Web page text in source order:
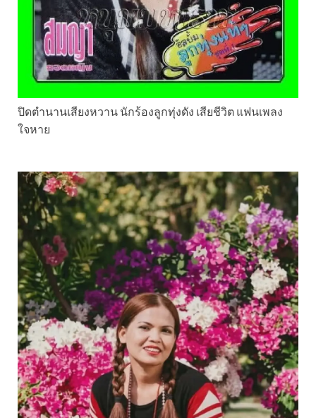
ปิดตำนานเสียงหวาน นักร้องลูกทุ่งดัง เสียชีวิต แฟนเพลง
ใจหาย